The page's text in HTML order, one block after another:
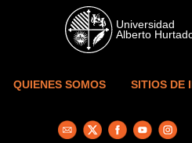
Skip to main content
QUIENES SOMOS SITIOS DE